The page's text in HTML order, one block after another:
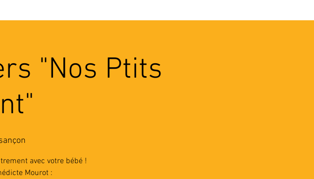
"Nos Ptits
avec votre bébé !
Mourot :